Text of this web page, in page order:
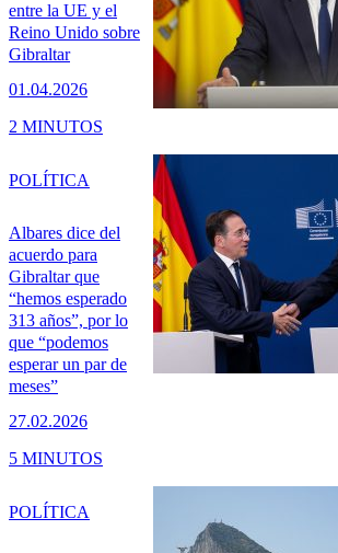
entre la UE y el
Reino Unido sobre
Gibraltar
01.04.2026
2 MINUTOS
Albares dice del
acuerdo para
Gibraltar que
“hemos esperado
313 años”, por lo
que “podemos
esperar un par de
meses”
27.02.2026
POLÍTICA
5 MINUTOS
POLÍTICA